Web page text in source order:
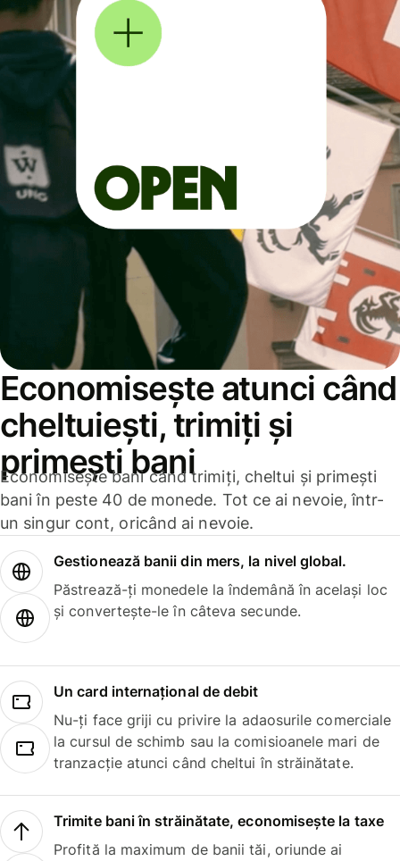
Economisește atunci când
cheltuiești, trimiți și
primești bani
Economisește bani când trimiți, cheltui și primești
bani în peste 40 de monede. Tot ce ai nevoie, într-
un singur cont, oricând ai nevoie.
Gestionează banii din mers, la nivel global.
Păstrează-ți monedele la îndemână în același loc
și convertește-le în câteva secunde.
Un card internațional de debit
Nu-ți face griji cu privire la adaosurile comerciale
la cursul de schimb sau la comisioanele mari de
tranzacție atunci când cheltui în străinătate.
Trimite bani în străinătate, economisește la taxe
Profită la maximum de banii tăi, oriunde ai